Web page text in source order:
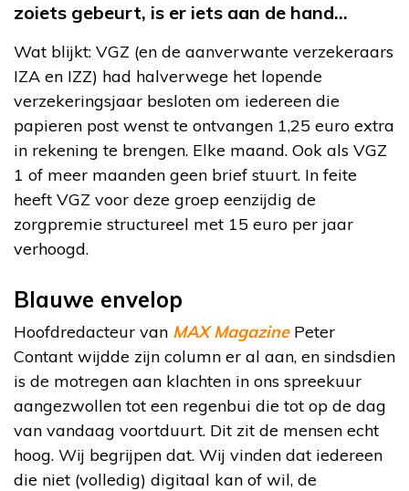
zoiets gebeurt, is er iets aan de hand…
Wat blijkt: VGZ (en de aanverwante verzekeraars
IZA en IZZ) had halverwege het lopende
verzekeringsjaar besloten om iedereen die
papieren post wenst te ontvangen 1,25 euro extra
in rekening te brengen. Elke maand. Ook als VGZ
1 of meer maanden geen brief stuurt. In feite
heeft VGZ voor deze groep eenzijdig de
zorgpremie structureel met 15 euro per jaar
verhoogd.
Blauwe envelop
Hoofdredacteur van MAX Magazine Peter
Contant wijdde zijn column er al aan, en sindsdien
is de motregen aan klachten in ons spreekuur
aangezwollen tot een regenbui die tot op de dag
van vandaag voortduurt. Dit zit de mensen echt
hoog. Wij begrijpen dat. Wij vinden dat iedereen
die niet (volledig) digitaal kan of wil, de